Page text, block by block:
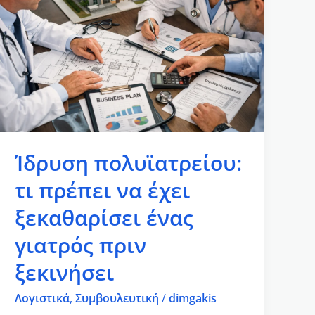
Ίδρυση πολυϊατρείου:
τι πρέπει να έχει
ξεκαθαρίσει ένας
γιατρός πριν
ξεκινήσει
Λογιστικά,Συμβουλευτική /dimgakis
τι
πρέπει
να
έχει
ξεκαθαρίσει
ένας
γιατρός
ξεκινήσει